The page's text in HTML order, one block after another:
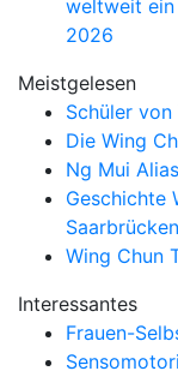
weltweit
2026
Meistgelesen
Schüler
Die Wing
Ng Mui
Geschichte
Saarbrücken
Wing Chun
Interessantes
Frauen-